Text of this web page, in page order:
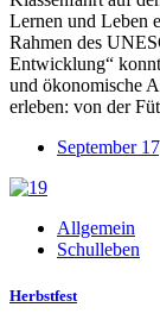
Lernen und Leben
Rahmen des
Entwicklung“
und ökonomische
erleben: von der
September
Allgemein
Schulleben
Herbstfest